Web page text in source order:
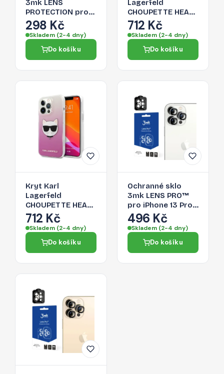
3mk LENS
PROTECTION pro
iPhone 13 Pro Max
- čiré
298 Kč
Skladem (2-4 dny)
Do košíku
Lagerfeld
CHOUPETTE HEAD
pro iPhone 13 Pro
Max -
transparentní
712 Kč
Skladem (2-4 dny)
Do košíku
Kryt Karl
Lagerfeld
CHOUPETTE HEAD
pro iPhone 13 Pro
Max - růžový
712 Kč
Skladem (2-4 dny)
Do košíku
Ochranné sklo
3mk LENS PRO™
pro iPhone 13 Pro
Max / 13 Pro -
stříbrná
496 Kč
Skladem (2-4 dny)
Do košíku